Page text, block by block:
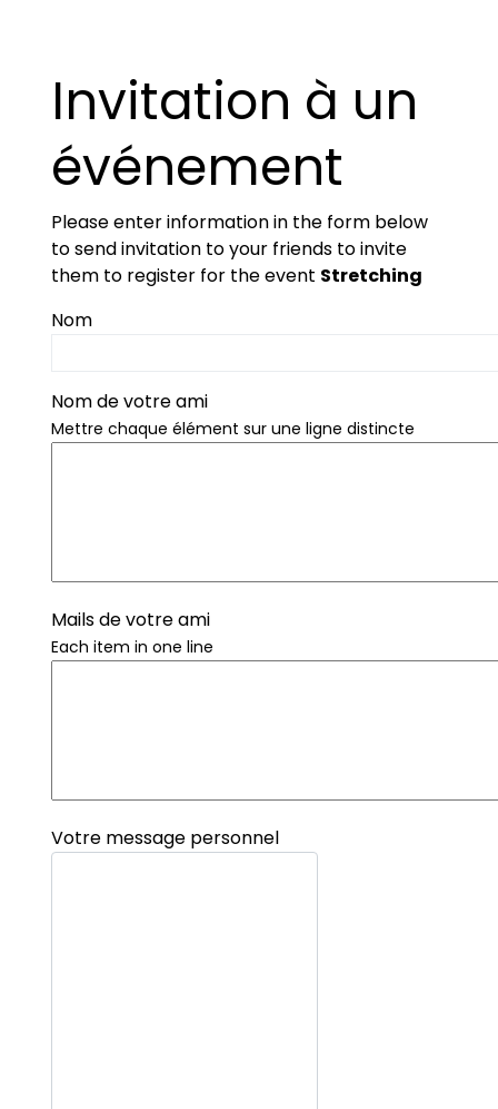
Invitation à un
événement
Please enter information in the form below
to send invitation to your friends to invite
them to register for the event Stretching
Nom
Nom de votre ami
Mettre chaque élément sur une ligne distincte
Mails de votre ami
Each item in one line
Votre message personnel